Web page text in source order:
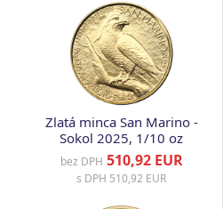
Zlatá minca San Marino -
Sokol 2025, 1/10 oz
bez DPH 510,92 EUR
s DPH 510,92 EUR